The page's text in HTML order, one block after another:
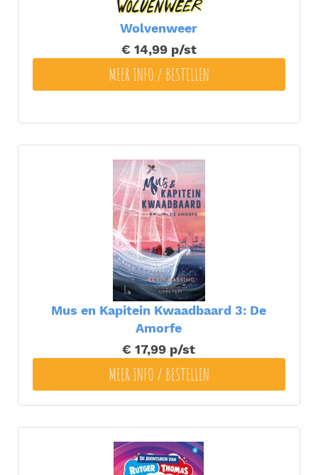
Wolvenweer
€ 14,99 p/st
MEER INFO / BESTELLEN
Mus en Kapitein Kwaadbaard 3: De
Amorfe
€ 17,99 p/st
MEER INFO / BESTELLEN